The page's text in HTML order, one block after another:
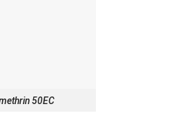
50EC